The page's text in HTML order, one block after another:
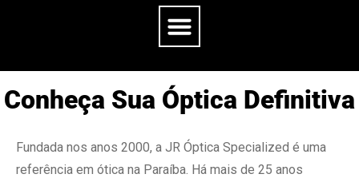
Conheça Sua Óptica Definitiva
Fundada nos anos 2000, a JR Óptica Specialized é uma
referência em ótica na Paraíba. Há mais de 25 anos